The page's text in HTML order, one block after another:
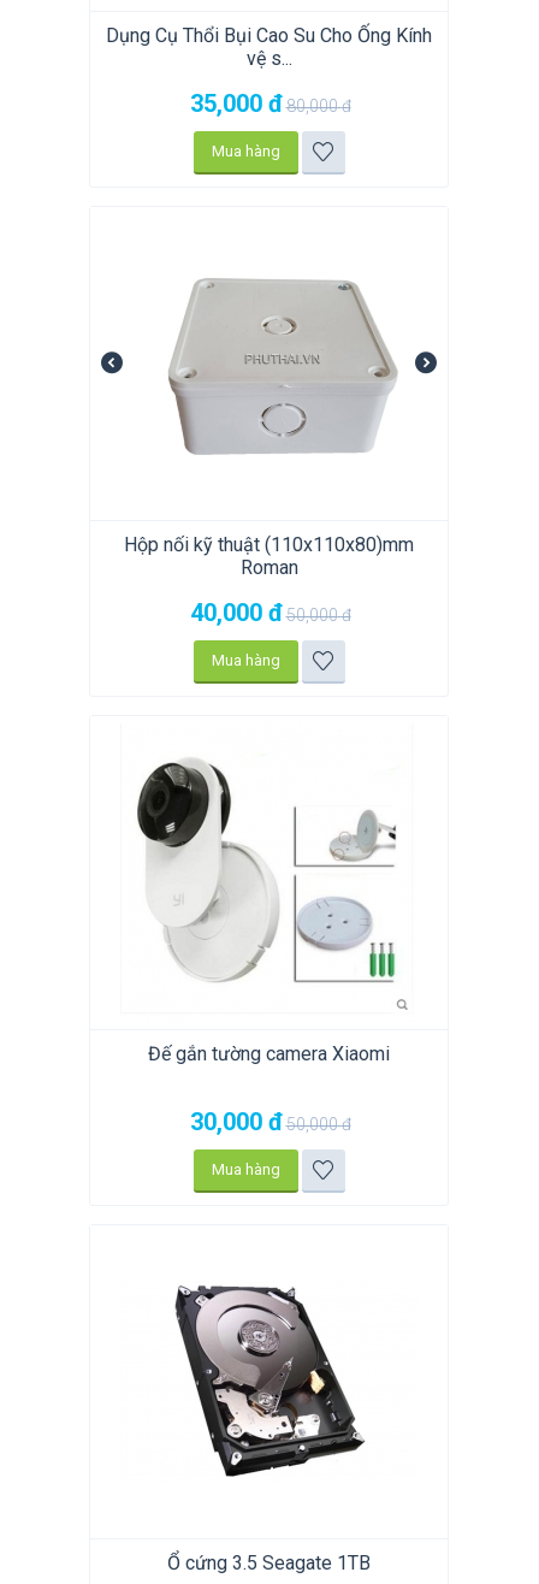
Dụng Cụ Thổi Bụi Cao Su Cho Ống Kính
vệ s...
35,000 đ80,000đ
Mua hàng
Hộp nối kỹ thuật (110x110x80)mm
Roman
40,000 đ50,000đ
Mua hàng
Đế gắn tường camera Xiaomi
30,000 đ50,000đ
Mua hàng
Ổ cứng 3.5 Seagate 1TB